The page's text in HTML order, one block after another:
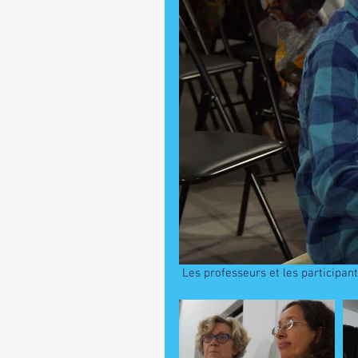
Les professeurs et les